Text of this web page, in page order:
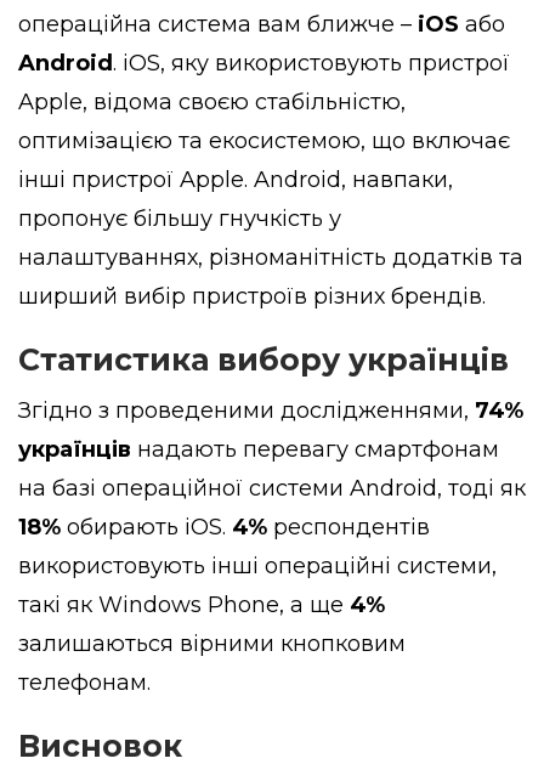
операційна система вам ближче – iOS або
Android. iOS, яку використовують пристрої
Apple, відома своєю стабільністю,
оптимізацією та екосистемою, що включає
інші пристрої Apple. Android, навпаки,
пропонує більшу гнучкість у
налаштуваннях, різноманітність додатків та
ширший вибір пристроїв різних брендів.
Статистика вибору українців
Згідно з проведеними дослідженнями, 74%
українців надають перевагу смартфонам
на базі операційної системи Android, тоді як
18% обирають iOS. 4% респондентів
використовують інші операційні системи,
такі як Windows Phone, а ще 4%
залишаються вірними кнопковим
телефонам.
Висновок